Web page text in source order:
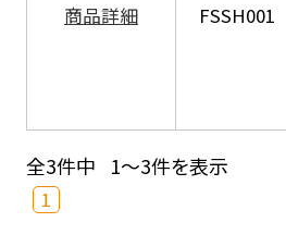
商品詳細
FSSH001
全3件中 1～3件を表示
1